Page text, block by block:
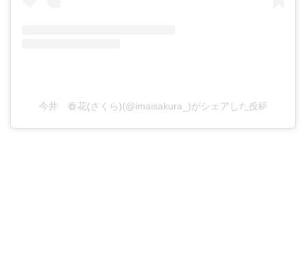
今井 春花(さくら)(@imaisakura_)がシェアした投稿